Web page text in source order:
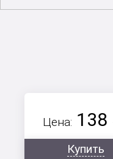
Цена: 138
Купить